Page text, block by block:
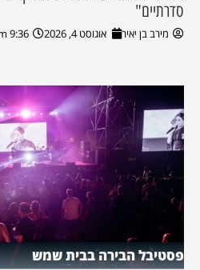
סדרתיים"
מירב בן יאיר אוגוסט 4, 2026 9:36 pm
פסטיבל הבירה בבית שמש